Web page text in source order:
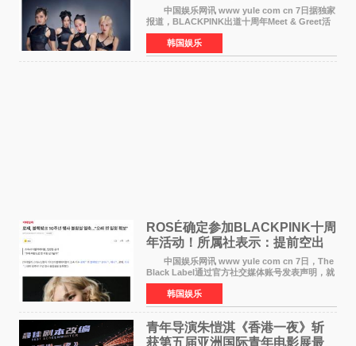
中国娱乐网讯 www yule com cn 7日据独家
报道，BLACKPINK出道十周年Meet & Greet活
动将由智秀、ROS&Eacute;、JENNIE出席，
LISA将缺席。 此前BLACKPINK所属社YG并
未为组合出道十周年做
韩国娱乐
ROSÉ确定参加BLACKPINK十周
年活动！所属社表示：提前空出
了时间
中国娱乐网讯 www yule com cn 7日，The
Black Label通过官方社交媒体账号发表声明，就
近期网络上关于ROS&Eacute;个人行程及是否参
加BLACKPINK出道纪念活动的种种猜测作出正
式回应。 Th
韩国娱乐
青年导演朱愷淇《香港一夜》斩
获第五届亚洲国际青年电影展最